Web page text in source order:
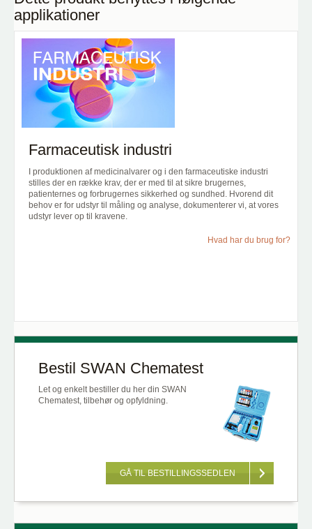
applikationer
Farmaceutisk industri
I produktionen af medicinalvarer og i den farmaceutiske industri
stilles der en række krav, der er med til at sikre brugernes,
patienternes og forbrugernes sikkerhed og sundhed. Hvorend dit
behov er for udstyr til måling og analyse, dokumenterer vi, at vores
udstyr lever op til kravene.
Hvad har du brug for?
Bestil SWAN Chematest
Let og enkelt bestiller du her din SWAN
Chematest, tilbehør og opfyldning.
GÅ TIL BESTILLINGSSEDLEN